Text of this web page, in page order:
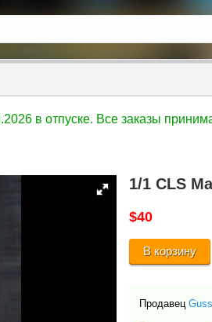
в отпуске. Все заказы
1/1 CLS
$40
В корзину
Продавец